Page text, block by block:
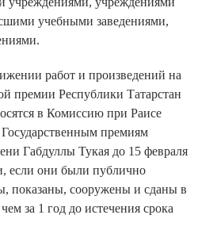
учебными заведениями,
работ и произведений на
премии Республики Татарстан
в Комиссию при Раисе
премиям
Габдуллы Тукая до 15 февраля
если они были публично
показаны, сооружены и сданы в
за 1 год до истечения срока